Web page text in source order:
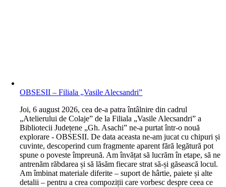
OBSESII – Filiala „Vasile Alecsandri”
Joi, 6 august 2026, cea de-a patra întâlnire din cadrul
„Atelierului de Colaje” de la Filiala „Vasile Alecsandri” a
Bibliotecii Județene „Gh. Asachi” ne-a purtat într-o nouă
explorare - OBSESII. De data aceasta ne-am jucat cu chipuri și
cuvinte, descoperind cum fragmente aparent fără legătură pot
spune o poveste împreună. Am învățat să lucrăm în etape, să ne
antrenăm răbdarea și să lăsăm fiecare strat să-și găsească locul.
Am îmbinat materiale diferite – suport de hârtie, paiete și alte
detalii – pentru a crea compoziții care vorbesc despre ceea ce